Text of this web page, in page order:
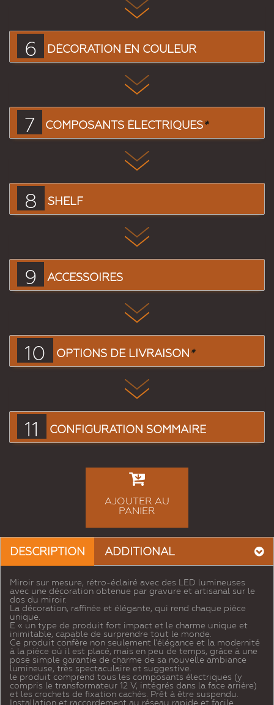
6 DÉCORATION EN COULEUR
7 COMPOSANTS ÉLECTRIQUES*
8 SHELF
9 ACCESSOIRES
10 OPTIONS DE LIVRAISON*
11 CONFIGURATION SOMMAIRE
AJOUTER AU
PANIER
DESCRIPTION ADDITIONAL
Miroir sur mesure, rétro-éclairé avec des LED lumineuses
avec une décoration obtenue par gravure et artisanal sur le
dos du miroir.
La décoration, raffinée et élégante, qui rend chaque pièce
unique.
E « un type de produit fort impact et le charme unique et
inimitable, capable de surprendre tout le monde.
Ce produit confère non seulement l'élégance et la modernité
à la pièce où il est placé, mais en peu de temps, grâce à une
pose simple garantie de charme de sa nouvelle ambiance
lumineuse, très spectaculaire et suggestive.
le produit comprend tous les composants électriques (y
compris le transformateur 12 V, intégrés dans la face arrière)
et les crochets de fixation cachés. Prêt à être suspendu.
Installation et raccordement au réseau rapide et facile.